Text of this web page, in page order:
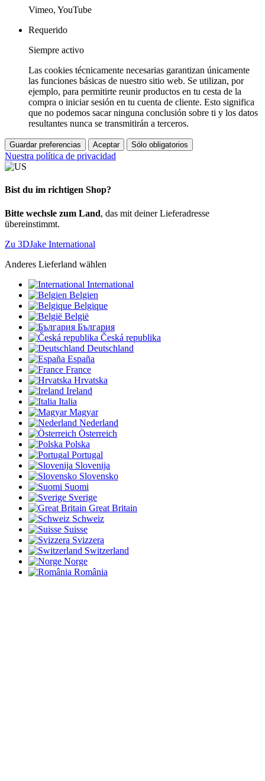
Vimeo, YouTube
Requerido
Siempre activo
Las cookies técnicamente necesarias garantizan únicamente
las funciones básicas de nuestro sitio web. Se utilizan, por
ejemplo, para permitirte reunir productos en tu cesta de la
compra o iniciar sesión en tu cuenta de cliente. Esto significa
que no podemos sacar ninguna conclusión sobre ti y los datos
resultantes nunca se transmitirán a terceros.
Guardar preferencias Aceptar Sólo obligatorios
Nuestra política de privacidad
Bist du im richtigen Shop?
Bitte wechsle zum Land, das mit deiner Lieferadresse
übereinstimmt.
Zu 3DJake International
Anderes Lieferland wählen
International
Belgien
Belgique
België
България
Česká republika
Deutschland
España
France
Hrvatska
Ireland
Italia
Magyar
Nederland
Österreich
Polska
Portugal
Slovenija
Slovensko
Suomi
Sverige
Great Britain
Schweiz
Suisse
Svizzera
Switzerland
Norge
România